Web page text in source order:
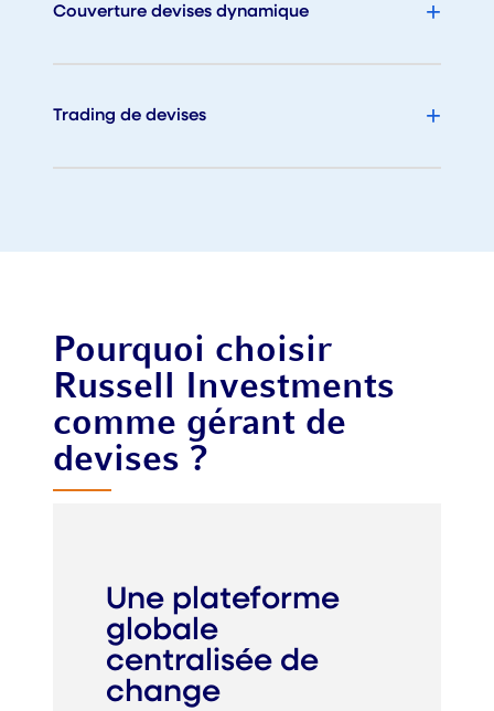
Couverture devises dynamique
Trading de devises
Pourquoi choisir
Russell Investments
comme gérant de
devises ?
Une plateforme
globale
centralisée de
change